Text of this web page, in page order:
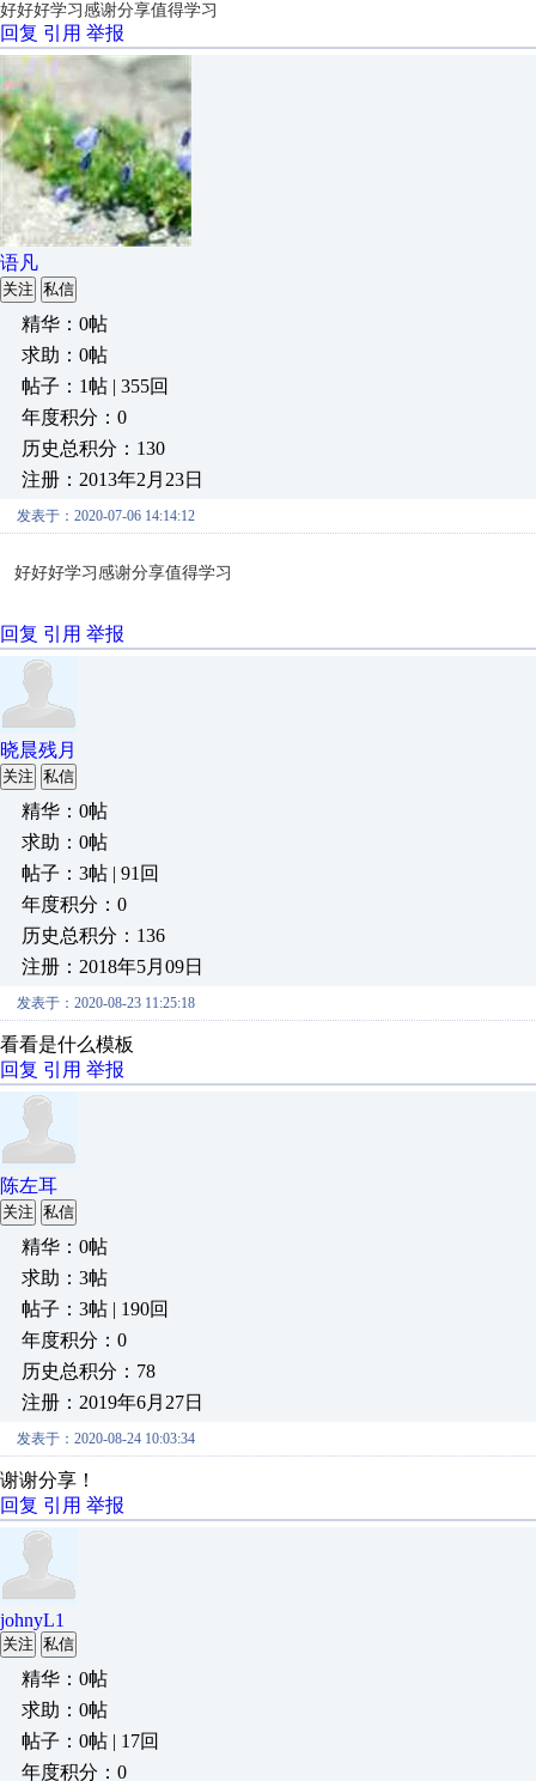
好好好学习感谢分享值得学习
回复 引用 举报
语凡
关注 私信
精华：0帖
求助：0帖
帖子：1帖 | 355回
年度积分：0
历史总积分：130
注册：2013年2月23日
发表于：2020-07-06 14:14:12
好好好学习感谢分享值得学习
回复 引用 举报
晓晨残月
关注 私信
精华：0帖
求助：0帖
帖子：3帖 | 91回
年度积分：0
历史总积分：136
注册：2018年5月09日
发表于：2020-08-23 11:25:18
看看是什么模板
回复 引用 举报
陈左耳
关注 私信
精华：0帖
求助：3帖
帖子：3帖 | 190回
年度积分：0
历史总积分：78
注册：2019年6月27日
发表于：2020-08-24 10:03:34
谢谢分享！
回复 引用 举报
johnyL1
关注 私信
精华：0帖
求助：0帖
帖子：0帖 | 17回
年度积分：0